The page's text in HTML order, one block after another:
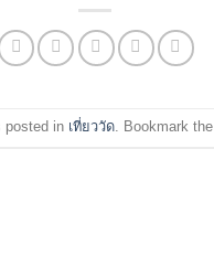
posted in เที่ยววัด. Bookmark the